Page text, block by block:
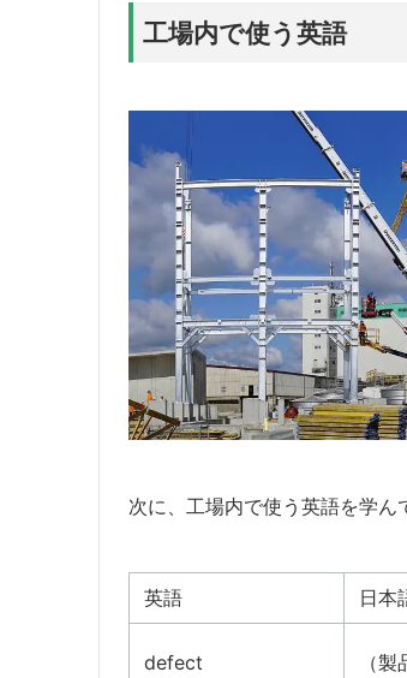
工場内で使う英語
次に、工場内で使う英語を学ん
英語 日本
defect （